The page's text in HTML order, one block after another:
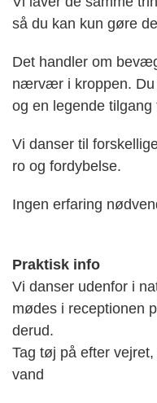
så du kan kun gøre
Det handler om
nærvær i kroppen. Du
og en legende
Vi danser til
ro og fordybelse.
Ingen erfaring
Praktisk info
Vi danser udenfor i
mødes i receptionen
derud.
Tag tøj på efter
vand